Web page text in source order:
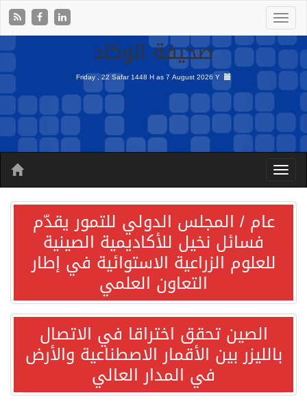
صحيفة الوكاد
Friday , 22 Safar 1448 H as7 August 2026 Y
عام / المجلس الدولي للتمور يقدّم
فسائل نخيل للأكاديمية الصينية
للعلوم الزراعية الاستوائية في إطار
التعاون العلمي
الصين تحقق اختراقا في الاتصال
بالليزر بين الأقمار الاصطناعية والأرض
في المدار العالي